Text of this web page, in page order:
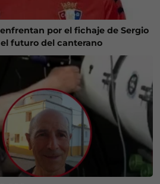
por el fichaje de Sergio
futuro del canterano